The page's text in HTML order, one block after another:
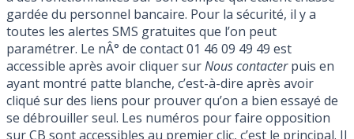
gardée du personnel bancaire. Pour la sécurité, il y a
toutes les alertes SMS gratuites que l’on peut
paramétrer. Le nÂ° de contact 01 46 09 49 49 est
accessible après avoir cliquer surNous contacterpuis en
ayant montré patte blanche, c’est-à-dire après avoir
cliqué sur des liens pour prouver qu’on a bien essayé de
se débrouiller seul. Les numéros pour faire opposition
sur CB sont accessibles au premier clic, c’est le principal. Il